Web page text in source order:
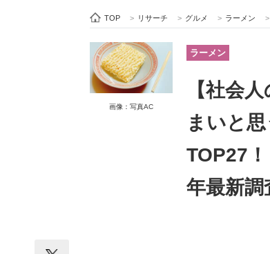
ビジネスと働き方のヒント
ITエンジニア向け専門サイト
モノづくり技術者専門サイト
TOP > リサーチ > グルメ > ラーメン >
画像：写真AC
ラーメン
【社会
まいと
TOP27
年最新調